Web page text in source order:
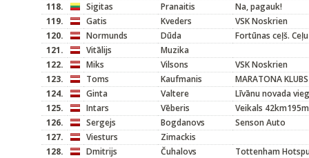
118.
Sigitas Pranaitis
Na, pagauk!
119.
Gatis Kveders
VSK Noskrien
120.
Normunds Dūda
Fortūnas ceļš.
121.
Vitālijs
Muzika
122.
Miks Vilsons
VSK Noskrien
123.
Toms Kaufmanis
MARATONA KLUBS
124.
Ginta Valtere
Līvānu novada
125.
Intars Vēberis
Veikals
126.
Sergejs Bogdanovs
Senson Auto
127.
Viesturs
Zimackis
128.
Dmitrijs Čuhalovs
Tottenham